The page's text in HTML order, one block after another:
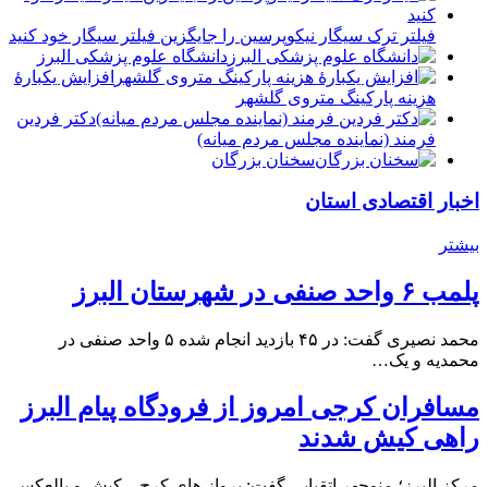
فیلتر ترک سیگار نیکوپرسین را جایگزین فیلتر سیگار خود کنید
دانشگاه علوم پزشکی البرز
افزایش یکبارۀ
هزینه پارکینگ متروی گلشهر
دكتر فردين
فرمند (نماينده مجلس مردم میانه)
سخنان بزرگان
اخبار اقتصادی استان
بیشتر
پلمب ۶ واحد صنفی در شهرستان البرز
محمد نصیری گفت: در ۴۵ بازدید انجام شده ۵ واحد صنفی در
محمدیه و یک…
مسافران کرجی امروز از فرودگاه پیام البرز
راهی کیش شدند